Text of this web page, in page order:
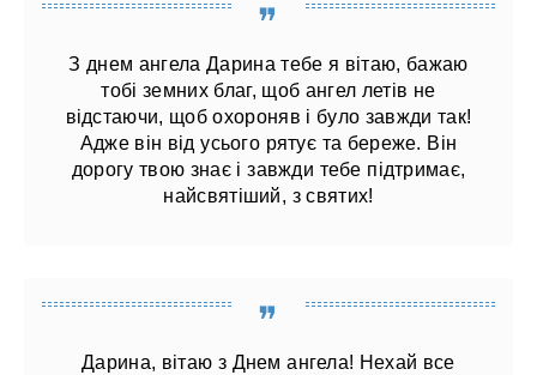
З днем ангела Дарина тебе я вітаю, бажаю
тобі земних благ, щоб ангел летів не
відстаючи, щоб охороняв і було завжди так!
Адже він від усього рятує та береже. Він
дорогу твою знає і завжди тебе підтримає,
найсвятіший, з святих!
Дарина, вітаю з Днем ангела! Нехай все